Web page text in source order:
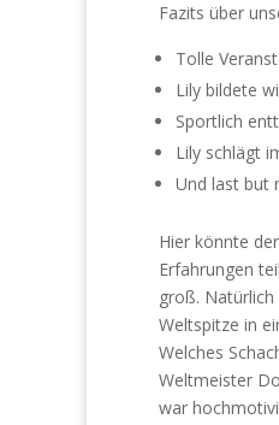
Fazits über
Tolle
Lily bildete
Sportlich
Lily schlägt
Und last but
Hier könnte
Erfahrungen
groß.
Weltspitze in
Welches
Weltmeister
war